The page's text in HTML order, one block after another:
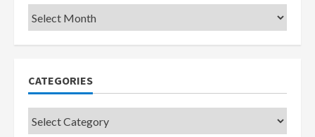
Pemkot
CATEGORIES
Categories